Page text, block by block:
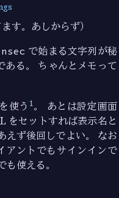
す。あしからず）
nsec で始まる文字列が秘
ある。 ちゃんとメモって
使う 1。 あとは設定画面
セットすれば表示名と
えず後回しでよい。 なお
アントでもサインインで
使える。